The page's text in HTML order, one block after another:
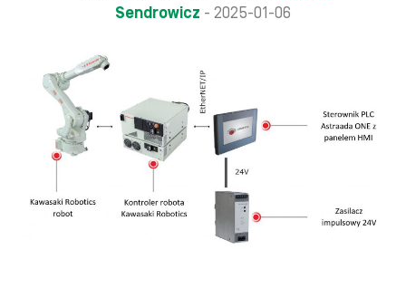
Sendrowicz - 2025-01-06